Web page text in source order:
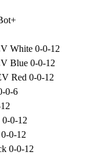
White 0-0-12
Blue 0-0-12
Red 0-0-12
0-6
0-12
0-12
0-0-12